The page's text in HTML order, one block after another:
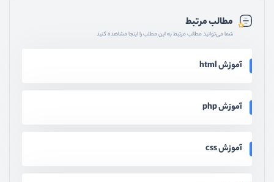
مطالب مرتبط
شما می‌توانید مطالب مرتبط به این مطلب را اینجا مشاهده کنید
آموزش html
آموزش php
آموزش css